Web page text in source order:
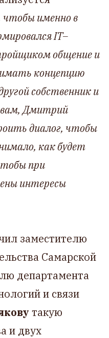
чтобы именно в
IT–
общение и
концепцию
собственник и
вам, Дмитрий
диалог, чтобы
как будет
при
интересы
заместителю
Самарской
департамента
и связи
такую
и двух